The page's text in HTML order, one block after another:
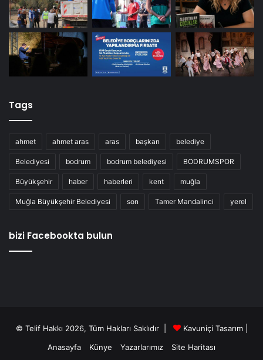
Tags
ahmet ahmet aras aras başkan belediye
Belediyesi bodrum bodrum belediyesi BODRUMSPOR
Büyükşehir haber haberleri kent muğla
Muğla Büyükşehir Belediyesi son Tamer Mandalinci yerel
bizi Facebookta bulun
© Telif Hakkı 2026, Tüm Hakları Saklıdır | Kavuniçi Tasarım|
Anasayfa
Künye Yazarlarımız Site Haritası